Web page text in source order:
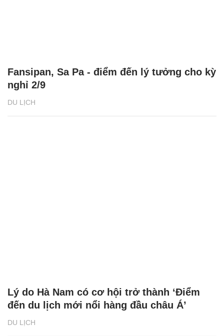
DU LỊCH
Fansipan, Sa Pa - điểm đến lý tưởng cho kỳ
nghỉ 2/9
DU LỊCH
Lý do Hà Nam có cơ hội trở thành ‘Điểm
đến du lịch mới nổi hàng đầu châu Á’